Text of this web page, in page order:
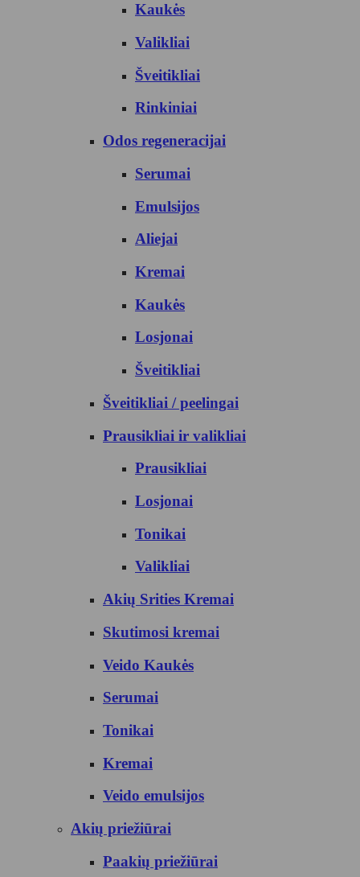
Kaukės
Valikliai
Šveitikliai
Rinkiniai
Odos regeneracijai
Serumai
Emulsijos
Aliejai
Kremai
Kaukės
Losjonai
Šveitikliai
Šveitikliai / peelingai
Prausikliai ir valikliai
Prausikliai
Losjonai
Tonikai
Valikliai
Akių Srities Kremai
Skutimosi kremai
Veido Kaukės
Serumai
Tonikai
Kremai
Veido emulsijos
Akių priežiūrai
Paakių priežiūrai